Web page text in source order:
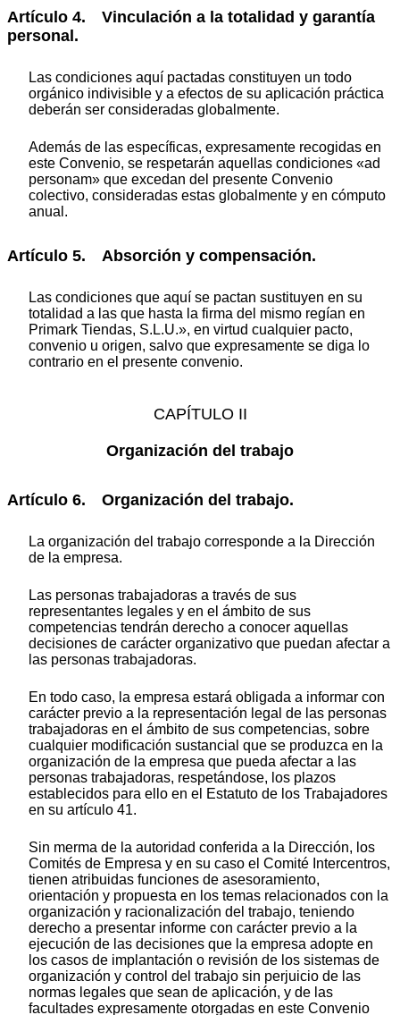
Artículo 4. Vinculación a la totalidad y garantía
personal.
Las condiciones aquí pactadas constituyen un todo
orgánico indivisible y a efectos de su aplicación práctica
deberán ser consideradas globalmente.
Además de las específicas, expresamente recogidas en
este Convenio, se respetarán aquellas condiciones «ad
personam» que excedan del presente Convenio
colectivo, consideradas estas globalmente y en cómputo
anual.
Artículo 5. Absorción y compensación.
Las condiciones que aquí se pactan sustituyen en su
totalidad a las que hasta la firma del mismo regían en
Primark Tiendas, S.L.U.», en virtud cualquier pacto,
convenio u origen, salvo que expresamente se diga lo
contrario en el presente convenio.
CAPÍTULO II
Organización del trabajo
Artículo 6. Organización del trabajo.
La organización del trabajo corresponde a la Dirección
de la empresa.
Las personas trabajadoras a través de sus
representantes legales y en el ámbito de sus
competencias tendrán derecho a conocer aquellas
decisiones de carácter organizativo que puedan afectar a
las personas trabajadoras.
En todo caso, la empresa estará obligada a informar con
carácter previo a la representación legal de las personas
trabajadoras en el ámbito de sus competencias, sobre
cualquier modificación sustancial que se produzca en la
organización de la empresa que pueda afectar a las
personas trabajadoras, respetándose, los plazos
establecidos para ello en el Estatuto de los Trabajadores
en su artículo 41.
Sin merma de la autoridad conferida a la Dirección, los
Comités de Empresa y en su caso el Comité Intercentros,
tienen atribuidas funciones de asesoramiento,
orientación y propuesta en los temas relacionados con la
organización y racionalización del trabajo, teniendo
derecho a presentar informe con carácter previo a la
ejecución de las decisiones que la empresa adopte en
los casos de implantación o revisión de los sistemas de
organización y control del trabajo sin perjuicio de las
normas legales que sean de aplicación, y de las
facultades expresamente otorgadas en este Convenio